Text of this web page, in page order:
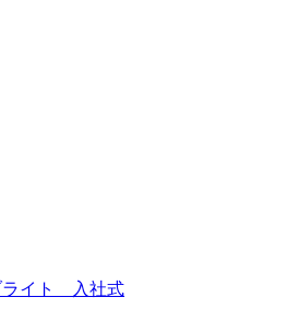
イト 入社式